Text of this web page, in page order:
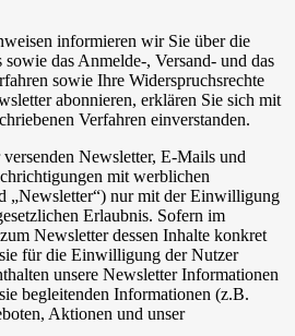
informieren wir Sie über die
das Anmelde-, Versand- und das
sowie Ihre Widerspruchsrechte
abonnieren, erklären Sie sich mit
Verfahren einverstanden.
Newsletter, E-Mails und
mit werblichen
„Newsletter“) nur mit der Einwilligung
Erlaubnis. Sofern im
Newsletter dessen Inhalte konkret
für die Einwilligung der Nutzer
unsere Newsletter Informationen
begleitenden Informationen (z.B.
Aktionen und unser